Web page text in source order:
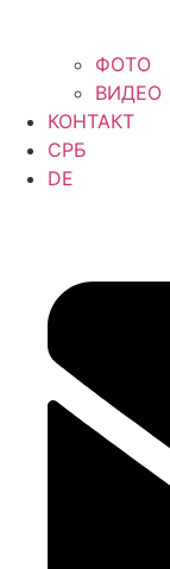
ФОТО
ВИДЕО
КОНТАКТ
СРБ
DE